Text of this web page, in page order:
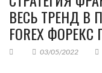
ВЕСЬ ТРЕНД В
FOREX
03/05/2022